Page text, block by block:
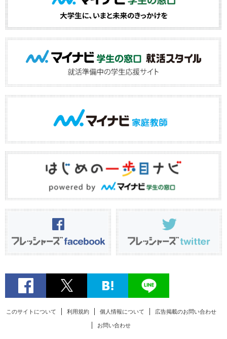
このサイトについて 利用規約 個人情報について 広告掲載のお問い合わせ
お問い合わせ